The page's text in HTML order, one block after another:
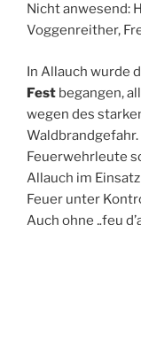
Nicht anwesend:
Voggenreither,
In Allauch wurde
Fest begangen,
wegen des
Feuerwehrleute
Allauch im
Feuer unter
Auch ohne „feu